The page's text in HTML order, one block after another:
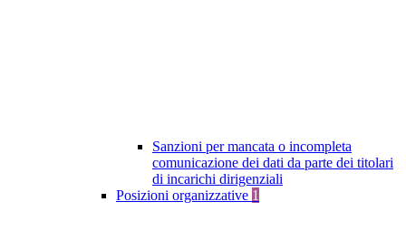
Sanzioni per mancata o incompleta
comunicazione dei dati da parte dei titolari
di incarichi dirigenziali
Posizioni organizzative 1